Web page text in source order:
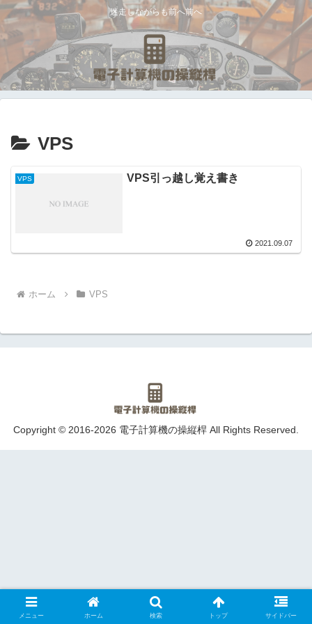
迷走しながらも前へ前へ
VPS
VPS VPS引っ越し覚え書き
2021.09.07
ホーム VPS
Copyright © 2016-2026 電子計算機の操縦桿 All Rights Reserved.
メニュー ホーム 検索 トップ サイドバー